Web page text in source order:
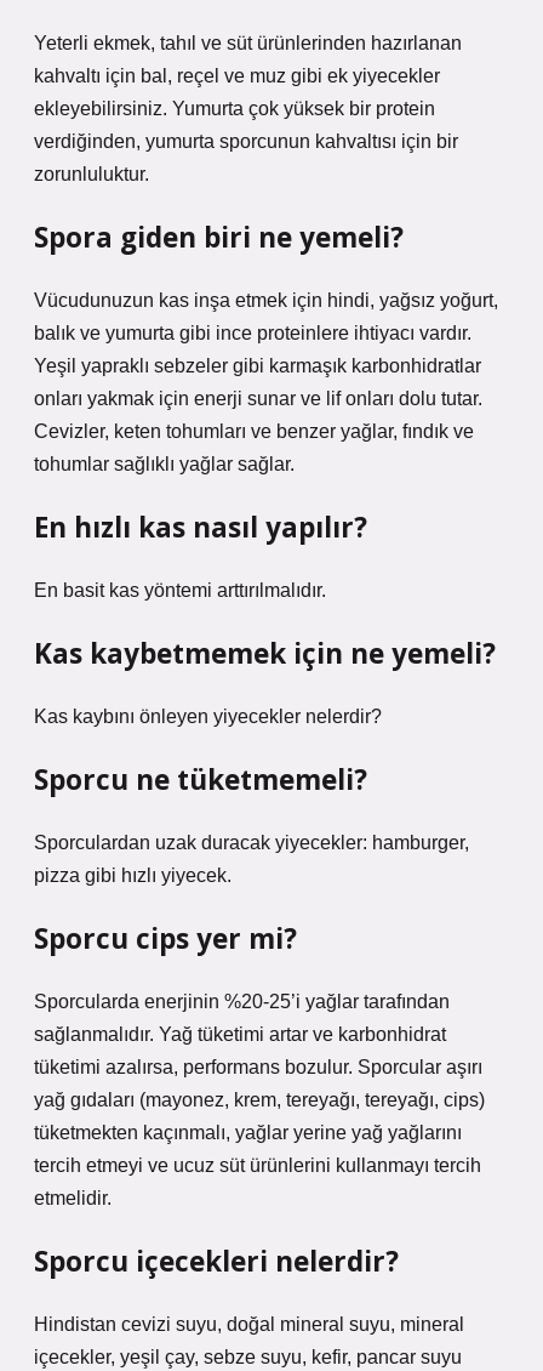
Yeterli ekmek, tahıl ve süt ürünlerinden hazırlanan
kahvaltı için bal, reçel ve muz gibi ek yiyecekler
ekleyebilirsiniz. Yumurta çok yüksek bir protein
verdiğinden, yumurta sporcunun kahvaltısı için bir
zorunluluktur.
Spora giden biri ne yemeli?
Vücudunuzun kas inşa etmek için hindi, yağsız yoğurt,
balık ve yumurta gibi ince proteinlere ihtiyacı vardır.
Yeşil yapraklı sebzeler gibi karmaşık karbonhidratlar
onları yakmak için enerji sunar ve lif onları dolu tutar.
Cevizler, keten tohumları ve benzer yağlar, fındık ve
tohumlar sağlıklı yağlar sağlar.
En hızlı kas nasıl yapılır?
En basit kas yöntemi arttırılmalıdır.
Kas kaybetmemek için ne yemeli?
Kas kaybını önleyen yiyecekler nelerdir?
Sporcu ne tüketmemeli?
Sporculardan uzak duracak yiyecekler: hamburger,
pizza gibi hızlı yiyecek.
Sporcu cips yer mi?
Sporcularda enerjinin %20-25’i yağlar tarafından
sağlanmalıdır. Yağ tüketimi artar ve karbonhidrat
tüketimi azalırsa, performans bozulur. Sporcular aşırı
yağ gıdaları (mayonez, krem, tereyağı, tereyağı, cips)
tüketmekten kaçınmalı, yağlar yerine yağ yağlarını
tercih etmeyi ve ucuz süt ürünlerini kullanmayı tercih
etmelidir.
Sporcu içecekleri nelerdir?
Hindistan cevizi suyu, doğal mineral suyu, mineral
içecekler, yeşil çay, sebze suyu, kefir, pancar suyu